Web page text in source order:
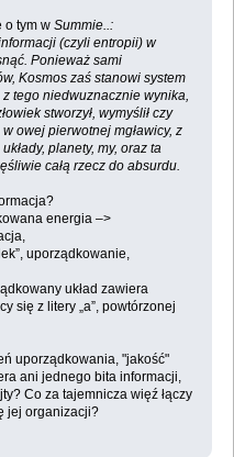
o tym w Summie..:
(czyli entropii) w
Ponieważ sami
Kosmos zaś stanowi system
z tego niedwuznacznie wynika,
stworzył, wymyślił czy
owej pierwotnej mgławicy, z
planety, my, oraz ta
całą rzecz do absurdu.
energia –>
uporządkowanie,
układ zawiera
się z litery „a”, powtórzonej
uporządkowania, "jakość"
ani jednego bita informacji,
Co za tajemnicza więź łączy
jej organizacji?